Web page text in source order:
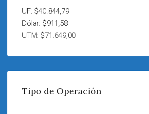
UF: $40.844,79
Dólar: $911,58
UTM: $71.649,00
Tipo de Operación